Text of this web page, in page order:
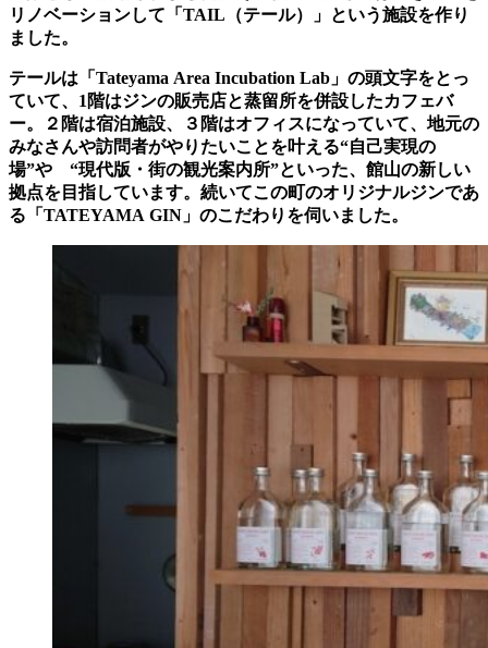
リノベーションして「TAIL（テール）」という施設を作り
ました。
テールは「Tateyama Area Incubation Lab」の頭文字をとっ
ていて、1階はジンの販売店と蒸留所を併設したカフェバ
ー。２階は宿泊施設、３階はオフィスになっていて、地元の
みなさんや訪問者がやりたいことを叶える“自己実現の
場”や “現代版・街の観光案内所”といった、館山の新しい
拠点を目指しています。続いてこの町のオリジナルジンであ
る「TATEYAMA GIN」のこだわりを伺いました。